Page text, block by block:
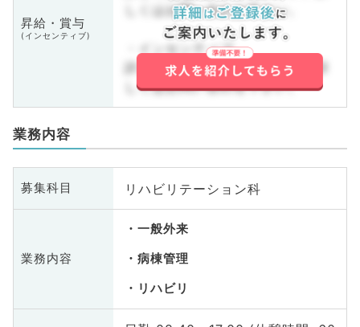
昇給・賞与
(インセンティブ)
しくはお問い合わせ下さい。
・インセンティブ
詳しくはお問い合わせ下さい。詳
しくはお問い合わせ下さい。
業務内容
募集科目 リハビリテーション科
業務内容
一般外来
病棟管理
リハビリ